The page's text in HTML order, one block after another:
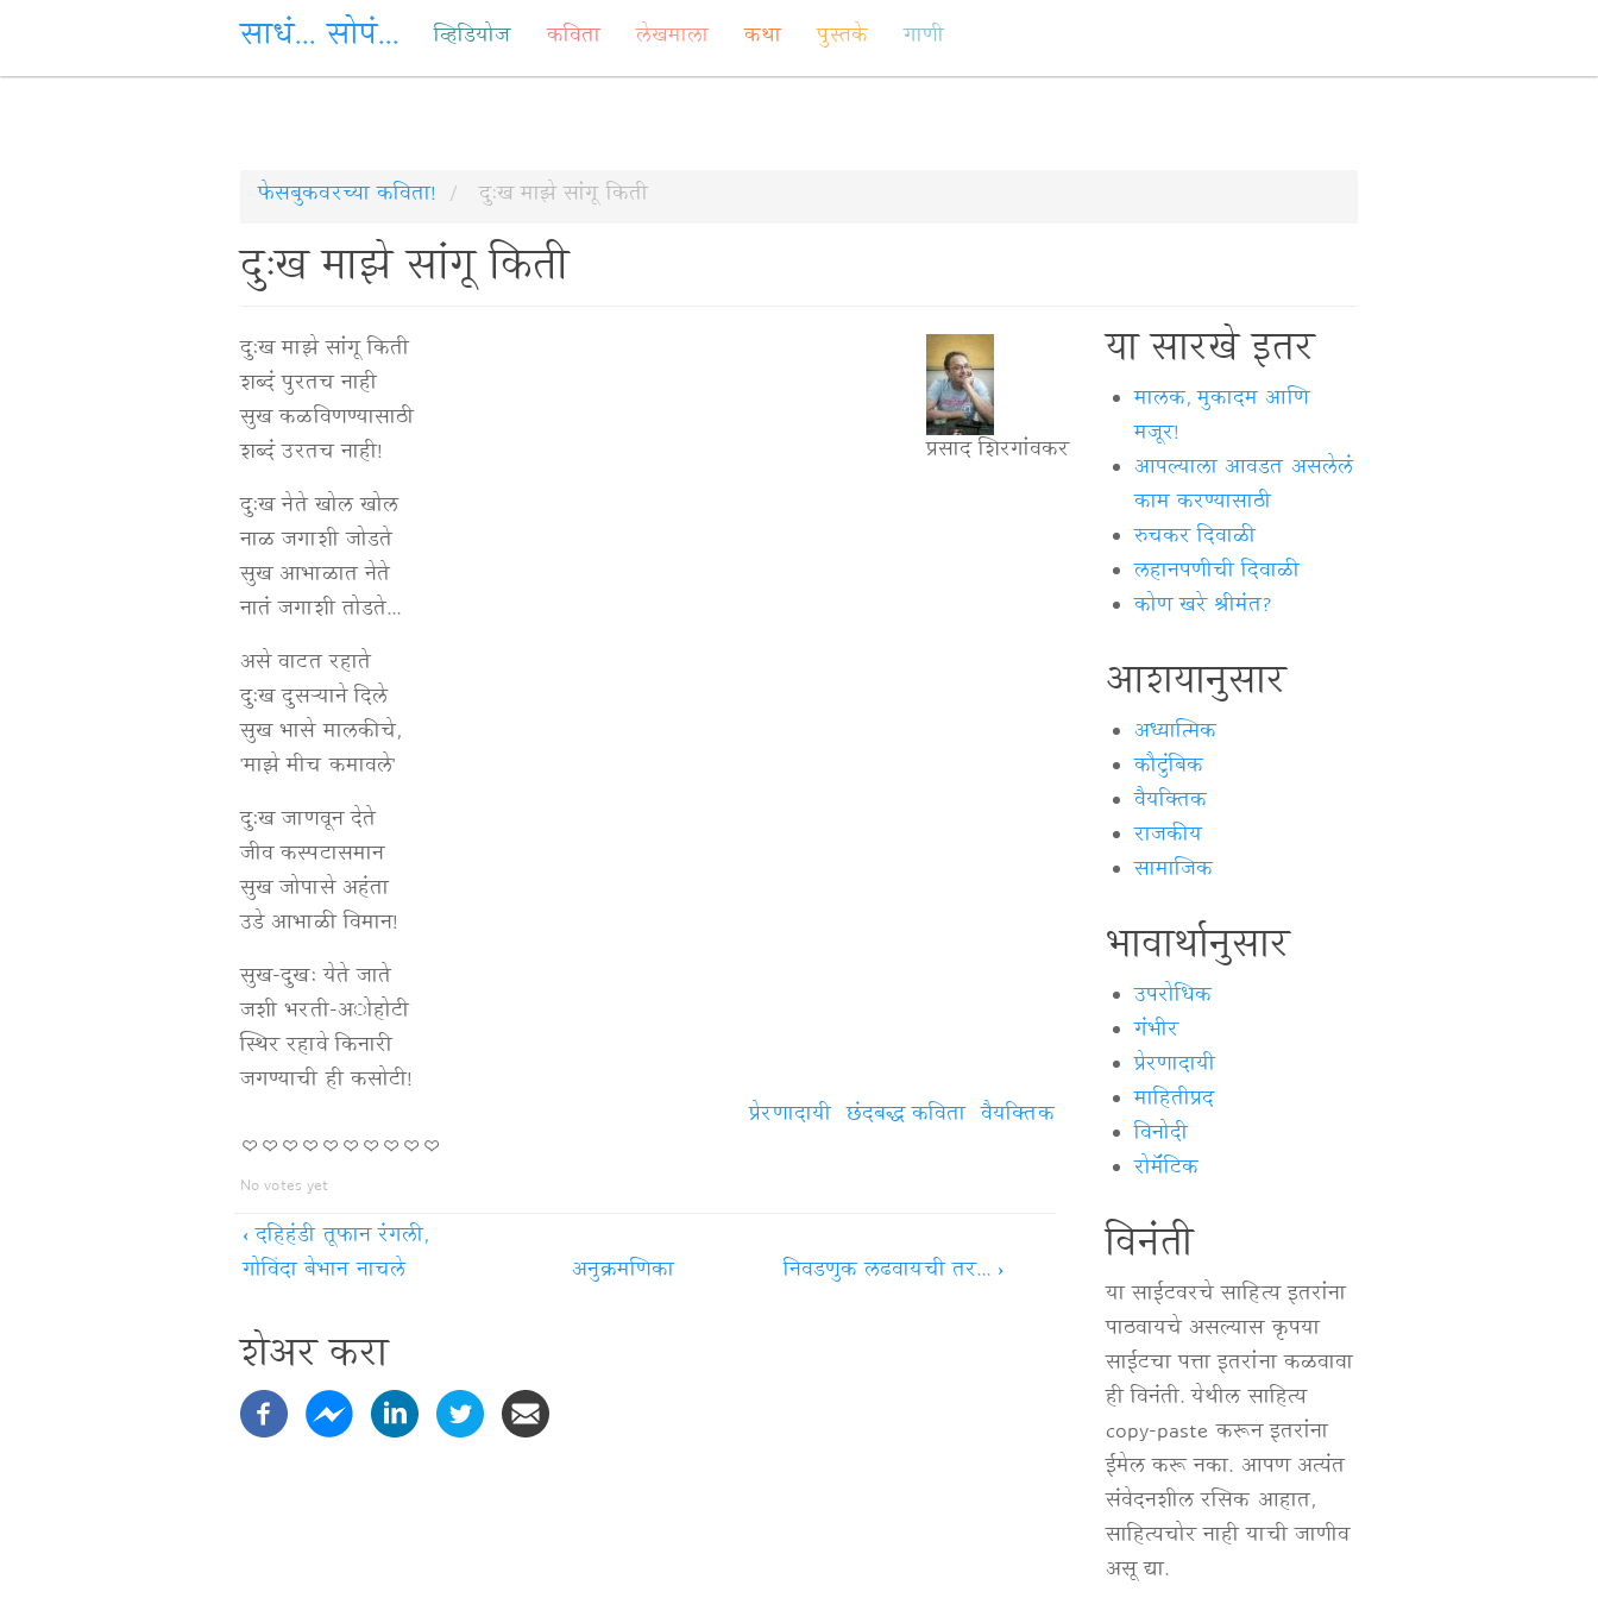
साधं... सोपं...
Main
navigation व्हिडियोज कविता लेखमाला कथा पुस्तके गाणी
फेसबुकवरच्या कविता! दु:ख माझे सांगू किती
दु:ख माझे सांगू किती
प्रसाद शिरगांवकर
दु:ख माझे सांगू किती
शब्दं पुरतच नाही
सुख कळविणण्यासाठी
शब्दं उरतच नाही!
दु:ख नेते खोल खोल
नाळ जगाशी जोडते
सुख आभाळात नेते
नातं जगाशी तोडते...
असे वाटत रहाते
दु:ख दुसऱ्याने दिले
सुख भासे मालकीचे,
'माझे मीच कमावले'
दु:ख जाणवून देते
जीव कस्पटासमान
सुख जोपासे अहंता
उडे आभाळी विमान!
सुख-दुख: येते जाते
जशी भरती-अोहोटी
स्थिर रहावे किनारी
जगण्याची ही कसोटी!
वैयक्‍तिक
छंदबद्ध कविता
प्रेरणादायी
No votes yet
‹दहिहंडी तूफान रंगली,
गोविंदा बेभान नाचले
अनुक्रमणिका निवडणुक लढवायची तर... ›
शेअर करा
या सारखे इतर
मालक, मुकादम आणि
मजूर!
आपल्याला आवडत असलेलं
काम करण्यासाठी
रुचकर दिवाळी
लहानपणीची दिवाळी
कोण खरे श्रीमंत?
आशयानुसार
अध्यात्मिक
कौटुंबिक
वैयक्‍तिक
राजकीय
सामाजिक
भावार्थानुसार
उपरोधिक
गंभीर
प्रेरणादायी
माहितीप्रद
विनोदी
रोमॅंटिक
विनंती
या साईटवरचे साहित्य इतरांना
पाठवायचे असल्यास कृपया
साईटचा पत्ता इतरांना कळवावा
ही विनंती. येथील साहित्य
copy-paste करून इतरांना
ईमेल करू नका. आपण अत्यंत
संवेदनशील रसिक आहात,
साहित्यचोर नाही याची जाणीव
असू द्या.